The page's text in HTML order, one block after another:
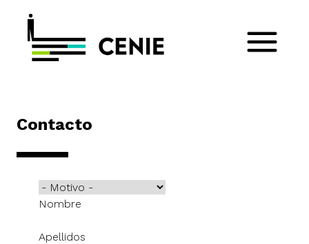
Contacto
Motivo
Nombre
Apellidos